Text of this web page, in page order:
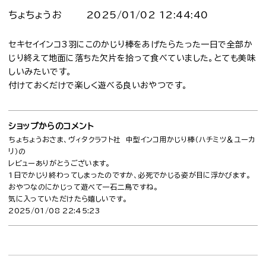
ちょちょうお 2025/01/02 12:44:40
セキセイインコ3羽にこのかじり棒をあげたらたった一日で全部か
じり終えて地面に落ちた欠片を拾って食べていました。とても美味
しいみたいです。
付けておくだけで楽しく遊べる良いおやつです。
ショップからのコメント
ちょちょうおさま、ヴィタクラフト社 中型インコ用かじり棒（ハチミツ＆ユーカ
リ）の
レビューありがとうございます。
1日でかじり終わってしまったのですか、必死でかじる姿が目に浮かびます。
おやつなのにかじって遊べて一石二鳥ですね。
気に入っていただけたら嬉しいです。
2025/01/08 22:45:23